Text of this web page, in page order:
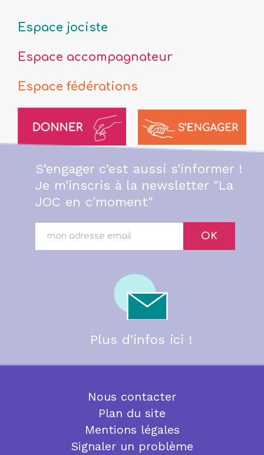
Espace jociste
Espace accompagnateur
Espace fédérations
S’engager c’est aussi s’informer !
Je m’inscris à la newsletter "La
JOC en c'moment"
OK
Plus d’infos ici !
Nous contacter
Plan du site
Mentions légales
Signaler un problème